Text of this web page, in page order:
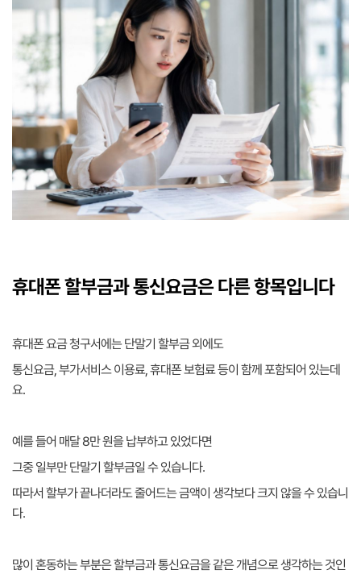
휴대폰 할부금과 통신요금은 다른 항목입니다
휴대폰 요금 청구서에는 단말기 할부금 외에도
통신요금, 부가서비스 이용료, 휴대폰 보험료 등이 함께 포함되어 있는데
요.
예를 들어 매달 8만 원을 납부하고 있었다면
그중 일부만 단말기 할부금일 수 있습니다.
따라서 할부가 끝나더라도 줄어드는 금액이 생각보다 크지 않을 수 있습니
다.
많이 혼동하는 부분은 할부금과 통신요금을 같은 개념으로 생각하는 것인